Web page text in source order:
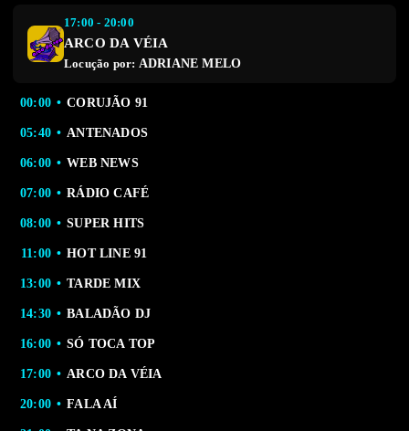
17:00 - 20:00
ARCO DA VÉIA
Locução por: ADRIANE MELO
00:00 CORUJÃO 91
05:40 ANTENADOS
06:00 WEB NEWS
07:00 RÁDIO CAFÉ
08:00 SUPER HITS
11:00 HOT LINE 91
13:00 TARDE MIX
14:30 BALADÃO DJ
16:00 SÓ TOCA TOP
17:00 ARCO DA VÉIA
20:00 FALA AÍ